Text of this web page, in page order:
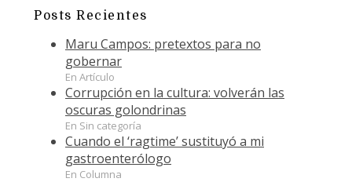
Posts Recientes
Maru Campos: pretextos para no
gobernar
En Artículo
Corrupción en la cultura: volverán las
oscuras golondrinas
En Sin categoría
Cuando el ‘ragtime’ sustituyó a mi
gastroenterólogo
En Columna